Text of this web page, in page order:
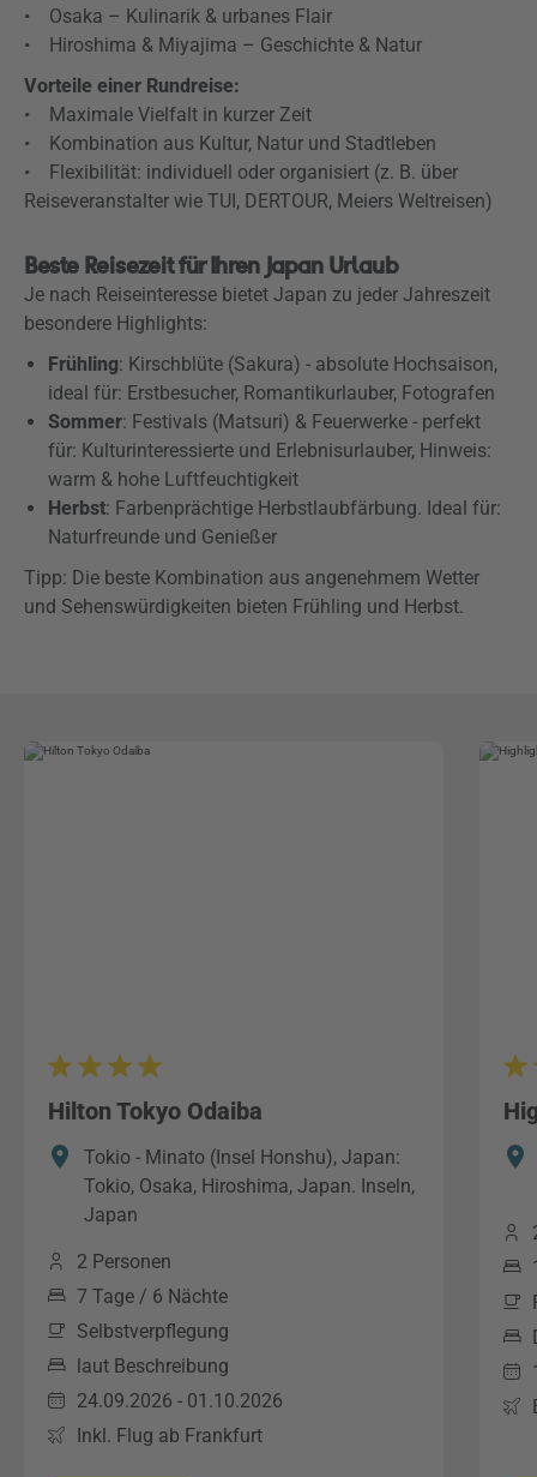
• Osaka – Kulinarik & urbanes Flair
• Hiroshima & Miyajima – Geschichte & Natur
Vorteile einer Rundreise:
• Maximale Vielfalt in kurzer Zeit
• Kombination aus Kultur, Natur und Stadtleben
• Flexibilität: individuell oder organisiert (z. B. über
Reiseveranstalter wie TUI, DERTOUR, Meiers Weltreisen)
Beste Reisezeit für Ihren Japan Urlaub
Je nach Reiseinteresse bietet Japan zu jeder Jahreszeit
besondere Highlights:
Frühling: Kirschblüte (Sakura) - absolute Hochsaison,
ideal für: Erstbesucher, Romantikurlauber, Fotografen
Sommer: Festivals (Matsuri) & Feuerwerke - perfekt
für: Kulturinteressierte und Erlebnisurlauber, Hinweis:
warm & hohe Luftfeuchtigkeit
Herbst: Farbenprächtige Herbstlaubfärbung. Ideal für:
Naturfreunde und Genießer
Tipp: Die beste Kombination aus angenehmem Wetter
und Sehenswürdigkeiten bieten Frühling und Herbst.
Hilton Tokyo Odaiba
Tokio - Minato (Insel Honshu), Japan:
Tokio, Osaka, Hiroshima, Japan. Inseln,
Japan
2 Personen
7 Tage / 6 Nächte
Selbstverpflegung
laut Beschreibung
24.09.2026 - 01.10.2026
Inkl. Flug ab Frankfurt